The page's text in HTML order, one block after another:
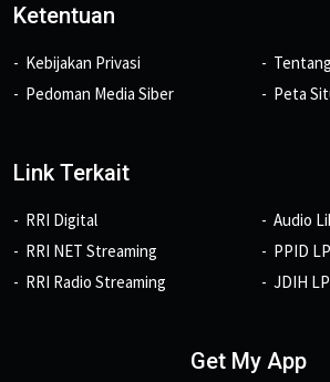
Ketentuan
Kebijakan Privasi
Pedoman Media Siber
Peta
Link Terkait
RRI Digital
RRI NET Streaming
RRI Radio Streaming
Audio
PPID
JDIH
Get My App